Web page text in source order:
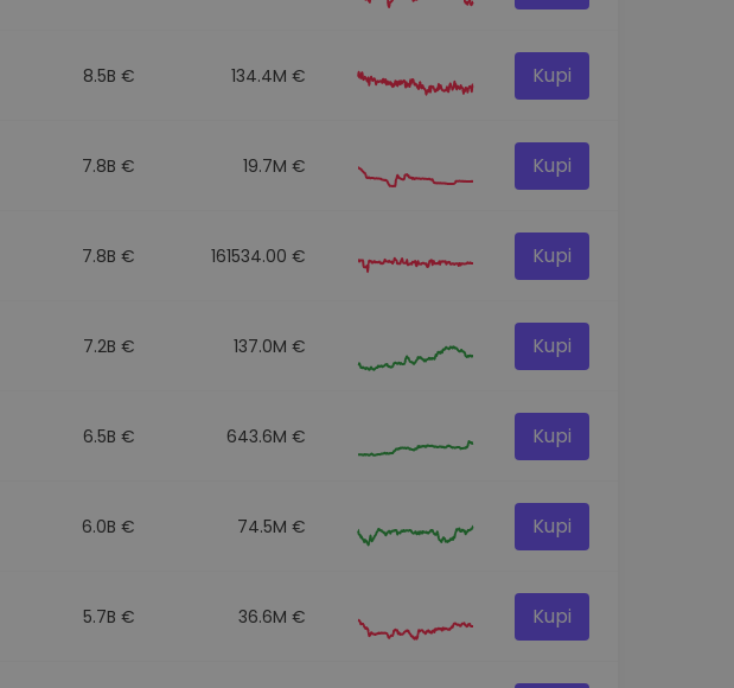
8.5B € 134.4M € Kupi
7.8B € 19.7M € Kupi
7.8B € 161534.00 € Kupi
7.2B € 137.0M € Kupi
6.5B € 643.6M € Kupi
6.0B € 74.5M € Kupi
5.7B € 36.6M € Kupi